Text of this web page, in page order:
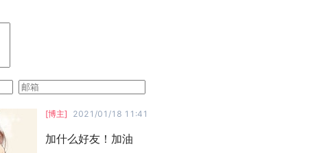
[博主] 2021/01/18 11:41
加什么好友！加油